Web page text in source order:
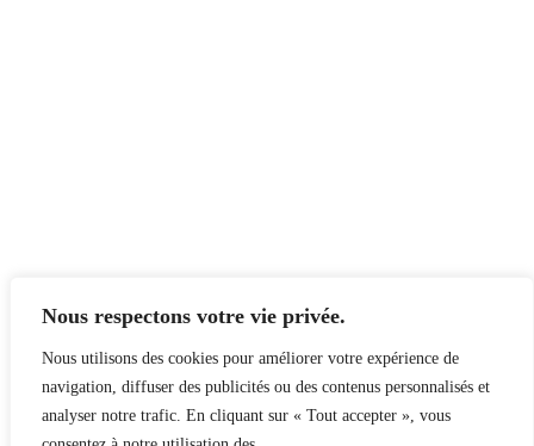
Nous respectons votre vie privée.
Nous utilisons des cookies pour améliorer votre expérience de
navigation, diffuser des publicités ou des contenus personnalisés et
analyser notre trafic. En cliquant sur « Tout accepter », vous